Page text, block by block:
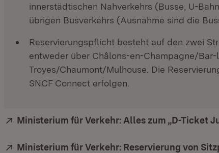
innerstädtischen Nahverkehrs (Busse, U-
übrigen Busverkehrs (Ausnahme sind die
Reservierungspflicht besteht auf den zwei
entweder über Châlons-en-Champagne/
Troyes/Chaumont/Mulhouse. Die
SNCF Connect erfolgen.
Extern:
Ministerium für Verkehr: Alles zum „D-Ticket
Extern:
Ministerium für Verkehr: Reservierung von